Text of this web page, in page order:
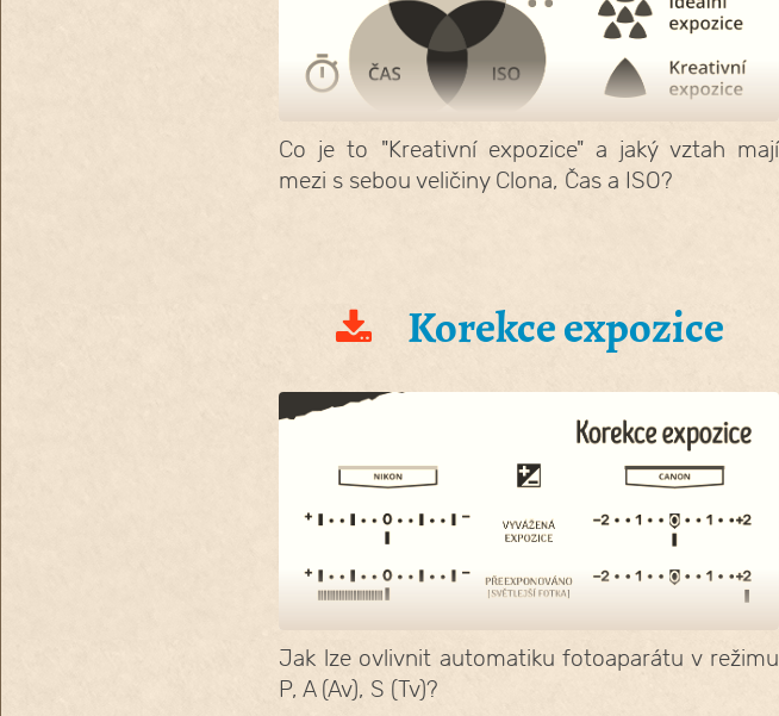
Co je to "Kreativní expozice" a jaký vztah mají
mezi s sebou veličiny Clona, Čas a ISO?
Korekce expozice
Jak lze ovlivnit automatiku fotoaparátu v režimu
P, A (Av), S (Tv)?